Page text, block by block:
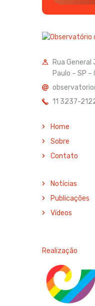
Rua General
Paulo – SP
11 3237-
Home
Sobre
Contato
Notícias
Publicações
Vídeos
Realização